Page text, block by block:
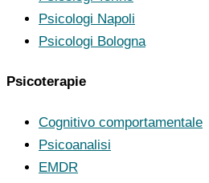
Psicologi Napoli
Psicologi Bologna
Psicoterapie
Cognitivo comportamentale
Psicoanalisi
EMDR